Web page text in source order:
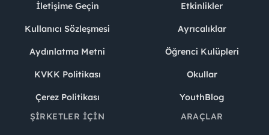
İletişime Geçin
Kullanıcı Sözleşmesi
Aydınlatma Metni
KVKK Politikası
Çerez Politikası
Etkinlikler
Ayrıcalıklar
Öğrenci Kulüpleri
Okullar
YouthBlog
ŞIRKETLER İÇIN
ARAÇLAR